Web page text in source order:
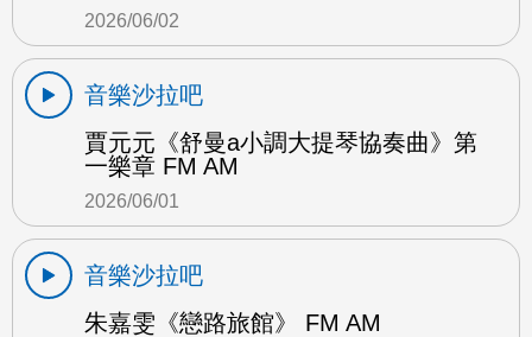
2026/06/02
音樂沙拉吧
賈元元《舒曼a小調大提琴協奏曲》第
一樂章 FM AM
2026/06/01
音樂沙拉吧
朱嘉雯《戀路旅館》 FM AM